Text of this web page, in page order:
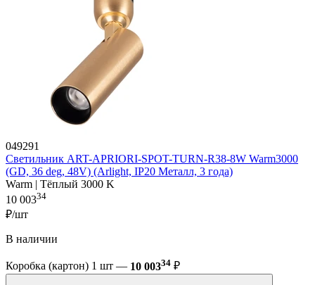
049291
Светильник ART-APRIORI-SPOT-TURN-R38-8W Warm3000
(GD, 36 deg, 48V) (Arlight, IP20 Металл, 3 года)
Warm | Тёплый 3000 K
10 00334
₽/шт
В наличии
Коробка (картон) 1 шт — 10 00334 ₽